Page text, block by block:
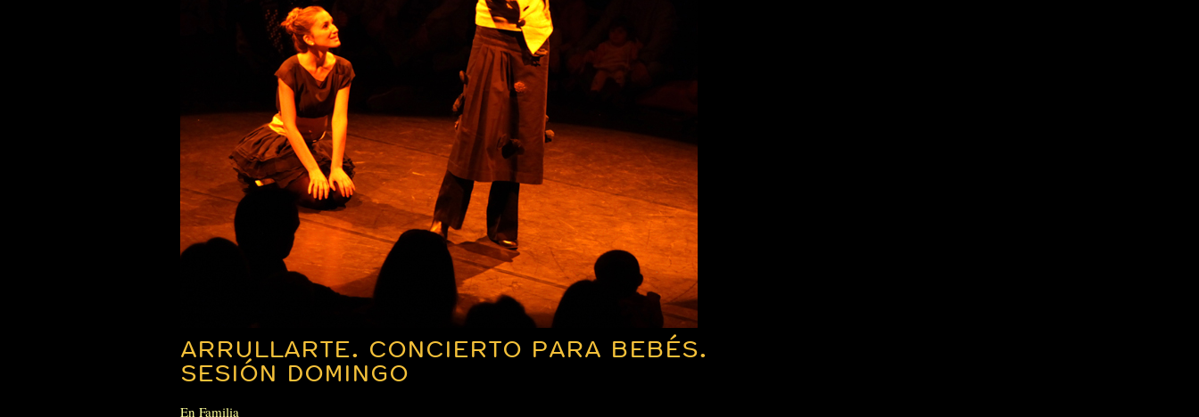
ARRULLARTE. CONCIERTO PARA BEBÉS.
SESIÓN DOMINGO
En Familia